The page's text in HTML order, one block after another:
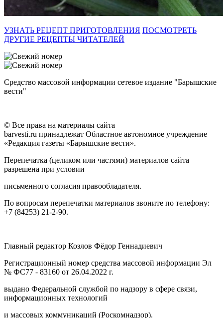
УЗНАТЬ РЕЦЕПТ ПРИГОТОВЛЕНИЯ ПОСМОТРЕТЬ
ДРУГИЕ РЕЦЕПТЫ ЧИТАТЕЛЕЙ
Средство массовой информации сетевое издание "Барышские
вести"
© Все права на материалы сайта
barvesti.ru принадлежат Областное автономное учреждение
«Редакция газеты «Барышские вести».
Перепечатка (целиком или частями) материалов сайта
разрешена при условии
письменного согласия правообладателя.
По вопросам перепечатки материалов звоните по телефону:
+7 (84253) 21-2-90.
Главный редактор Козлов Фёдор Геннадиевич
Регистрационный номер средства массовой информации Эл
№ ФС77 - 83160 от 26.04.2022 г.
выдано Федеральной службой по надзору в сфере связи,
информационных технологий
и массовых коммуникаций (Роскомнадзор).